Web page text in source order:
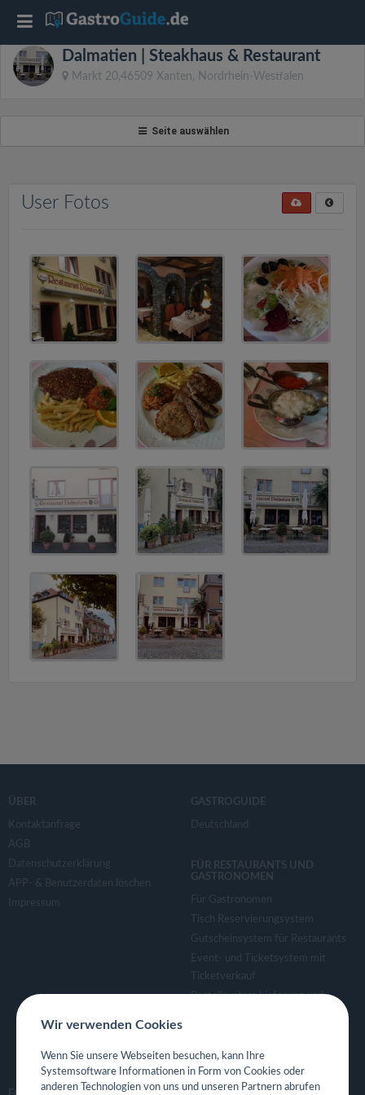
Dalmatien | Steakhaus & Restaurant
Markt 20,46509 Xanten, Nordrhein-Westfalen
Seite auswählen
User Fotos
ÜBER
Kontaktanfrage
AGB
Datenschutzerklärung
APP- & Benutzerdaten löschen
Impressum
GASTROGUIDE
Deutschland
FÜR RESTAURANTS UND
GASTRONOMEN
Für Gastronomen
Tisch Reservierungsystem
Gutscheinsystem für Restaurants
Event- und Ticketsystem mit
Ticketverkauf
Bestellsystem Lieferung und
Eigene App für Restaurant
Wir verwenden Cookies
Wenn Sie unsere Webseiten besuchen, kann Ihre
Systemsoftware Informationen in Form von Cookies oder
anderen Technologien von uns und unseren Partnern abrufen
T
o
l
n
v
a
t
o